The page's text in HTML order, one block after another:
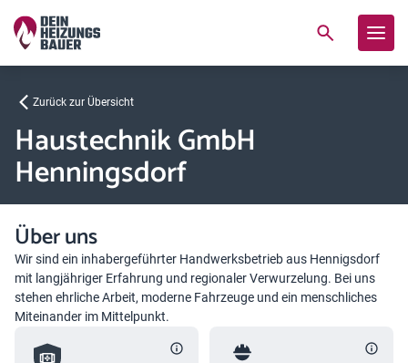
Zurück zur Übersicht
Haustechnik GmbH
Henningsdorf
Über uns
Wir sind ein inhabergeführter Handwerksbetrieb aus Hennigsdorf
mit langjähriger Erfahrung und regionaler Verwurzelung. Bei uns
stehen ehrliche Arbeit, moderne Fahrzeuge und ein menschliches
Miteinander im Mittelpunkt.